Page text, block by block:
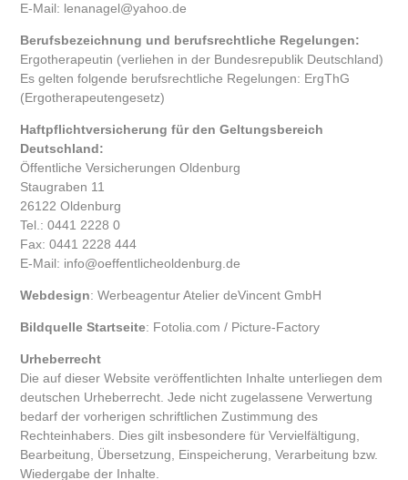
E-Mail: lenanagel@yahoo.de
Berufsbezeichnung und berufsrechtliche Regelungen:
Ergotherapeutin (verliehen in der Bundesrepublik Deutschland)
Es gelten folgende berufsrechtliche Regelungen: ErgThG
(Ergotherapeutengesetz)
Haftpflichtversicherung für den Geltungsbereich
Deutschland:
Öffentliche Versicherungen Oldenburg
Staugraben 11
26122 Oldenburg
Tel.: 0441 2228 0
Fax: 0441 2228 444
E-Mail: info@oeffentlicheoldenburg.de
Webdesign:Werbeagentur Atelier deVincent GmbH
Bildquelle Startseite: Fotolia.com / Picture-Factory
Urheberrecht
Die auf dieser Website veröffentlichten Inhalte unterliegen dem
deutschen Urheberrecht. Jede nicht zugelassene Verwertung
bedarf der vorherigen schriftlichen Zustimmung des
Rechteinhabers. Dies gilt insbesondere für Vervielfältigung,
Bearbeitung, Übersetzung, Einspeicherung, Verarbeitung bzw.
Wiedergabe der Inhalte.